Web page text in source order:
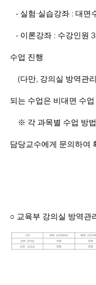
- 실험·실습강좌 : 대
수업 진행
되는 수업은 비대면 수
담당교수에게 문의하여
○ 교육부 강의실 방역관